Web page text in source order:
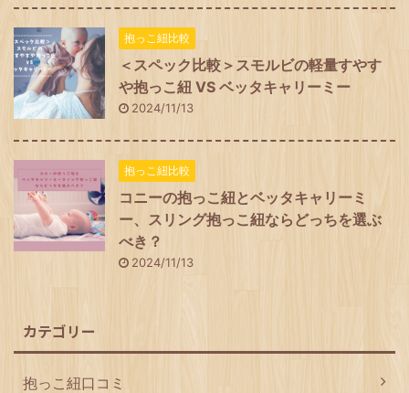
抱っこ紐比較
＜スペック比較＞スモルビの軽量すやす
や抱っこ紐 VS ベッタキャリーミー
2024/11/13
抱っこ紐比較
コニーの抱っこ紐とベッタキャリーミ
ー、スリング抱っこ紐ならどっちを選ぶ
べき？
2024/11/13
カテゴリー
抱っこ紐口コミ